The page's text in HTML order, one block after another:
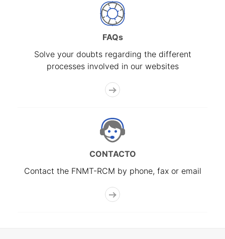
FAQs
Solve your doubts regarding the different
processes involved in our websites
CONTACTO
Contact the FNMT-RCM by phone, fax or email